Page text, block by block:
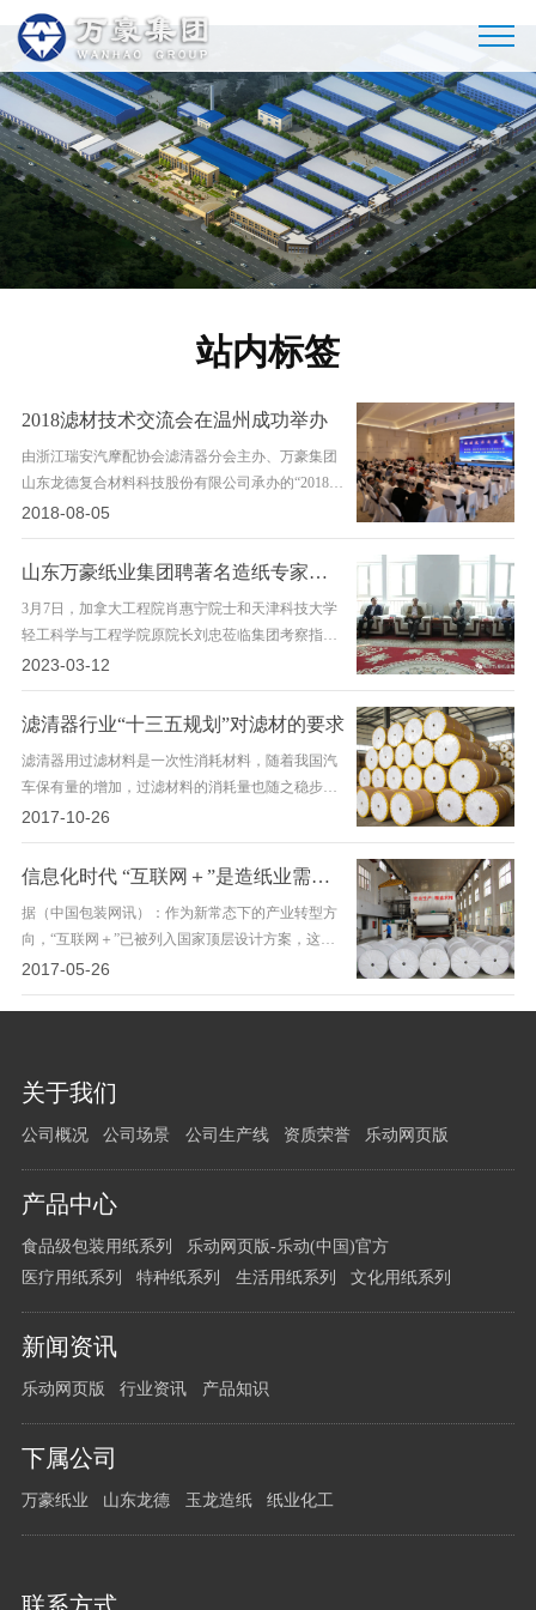
乐动网页版
站内标签
2018滤材技术交流会在温州成功举办
由浙江瑞安汽摩配协会滤清器分会主办、万豪集团
山东龙德复合材料科技股份有限公司承办的“2018滤
材技术交流会”于8月4日在浙江温州举行。浙江瑞安
滤清器协会会长、浙江环球滤清器公司董事长刘万
斌先生；协会执行会长、浙江福茂德滤清器公司董
技公司董事长尹培农先生；协会的副会长、理事以
及80余…
2018-08-05
山东万豪纸业集团聘著名造纸专家肖惠宁为首席专家
3月7日，加拿大工程院肖惠宁院士和天津科技大学
轻工科学与工程学院原院长刘忠莅临集团考察指
导，集团董事长尹培农热情接待肖惠宁院士和刘忠
教授一行，县委书记刘艳芳出席活动并讲话，双方
进行了深入交流，万豪集团特聘加拿大工程院院士
才、加强科技创新之路上又迈出了坚实一步。
2023-03-12
滤清器行业“十三五规划”对滤材的要求
滤清器用过滤材料是一次性消耗材料，随着我国汽
车保有量的增加，过滤材料的消耗量也随之稳步增
长，2014年我国滤清器材料的用量达到约20万吨。
目前，国产过滤材料从产量比例上来看，绝大多数
还是中低档产品。内燃机和汽车工业的快速发展，
要求，2015年行业标准----内燃机滤清器用纸
《JB/T…
2017-10-26
信息化时代 “互联网＋”是造纸业需配置的“新装备”
据（中国包装网讯）：作为新常态下的产业转型方
向，“互联网＋”已被列入国家顶层设计方案，这就
意味着更多的传统行业将要全面拥抱互联网。在这
场产业升级的战斗中，造纸企业将如何使用好“互联
2017-05-26
关于我们
公司概况 公司场景 公司生产线 资质荣誉 乐动网页版
产品中心
食品级包装用纸系列
乐动网页版-乐动(中国)官方
医疗用纸系列
特种纸系列 生活用纸系列 文化用纸系列
新闻资讯
乐动网页版 行业资讯 产品知识
下属公司
万豪纸业 山东龙德 玉龙造纸 纸业化工